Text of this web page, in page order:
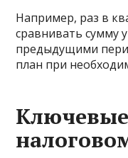
Например, раз в
сравнивать сумму
предыдущими
план при